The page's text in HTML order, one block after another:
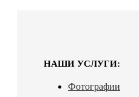
НАШИ УСЛУГИ:
Фотографии